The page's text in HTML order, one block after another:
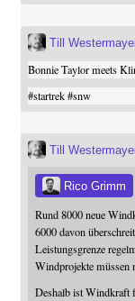
Till
Bonnie Taylor meets
#startrek #snw
Till
Rico Grimm
Rund 8000 neue
6000 davon
Leistungsgrenze
Windprojekte müssen
Deshalb ist Windkraft